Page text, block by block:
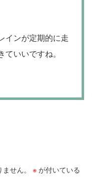
インが定期的に走
いいですね。
せん。 ※が付いている